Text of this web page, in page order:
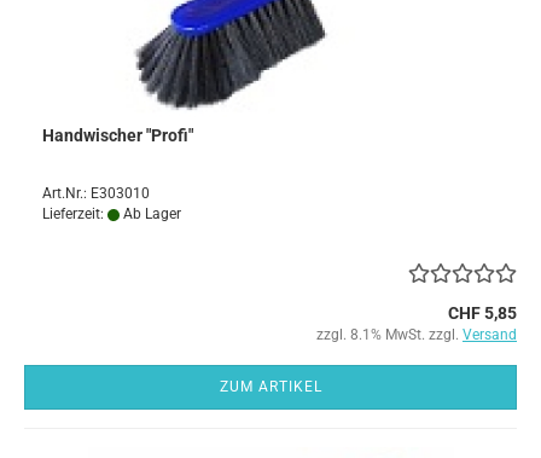
Handwischer "Profi"
Art.Nr.: E303010
Lieferzeit:
Ab Lager
CHF 5,85
zzgl. 8.1% MwSt. zzgl. Versand
ZUM ARTIKEL